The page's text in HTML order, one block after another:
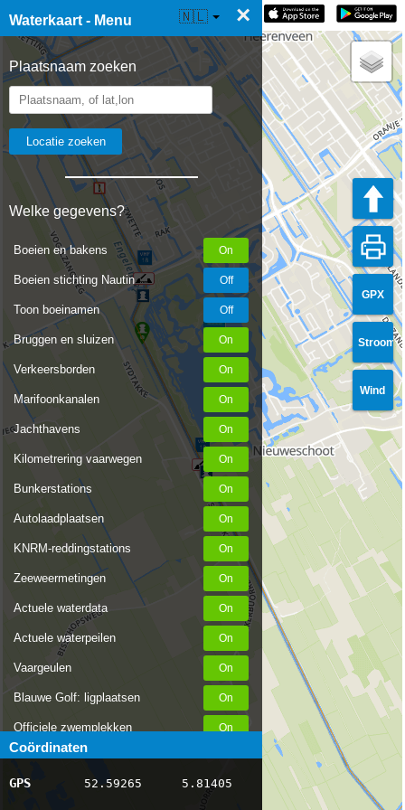
Waterkaart - Menu ×
Plaatsnaam zoeken
Welke gegevens?
Boeien en bakens
Boeien stichting Nautin
Toon boeinamen
Bruggen en sluizen
Verkeersborden
Marifoonkanalen
Jachthavens
Kilometrering vaarwegen
Bunkerstations
Autolaadplaatsen
KNRM-reddingstations
Zeeweermetingen
Actuele waterdata
Actuele waterpeilen
Vaargeulen
Blauwe Golf: ligplaatsen
Officiele zwemplekken
Stremmingen/hinder
AIS scheepsposities
Coördinaten
GPS 52.59265 5.81405
☰ Waterkaart Live 🇳🇱
GPX
Stroom
Wind